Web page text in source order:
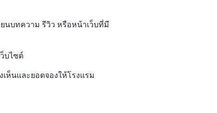
นบทความ รีวิว หรือหน้าเว็บที่มี
บไซต์
ห็นและยอดจองให้โรงแรม